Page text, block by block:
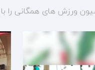
ورزش های همگانی را با